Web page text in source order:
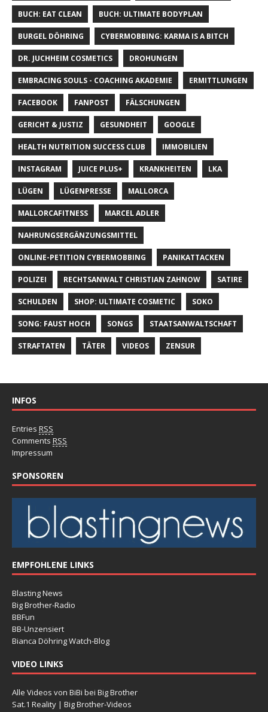
BUCH: EAT CLEAN BUCH: ULTIMATE BODYPLAN
BURGEL DÖHRING CYBERMOBBING: KARMA IS A BITCH
DR. JUCHHEIM COSMETICS DROHUNGEN
EMBRACING SOULS - COACHING AKADEMIE ERMITTLUNGEN
FACEBOOK FANPOST FÄLSCHUNGEN
GERICHT & JUSTIZ GESUNDHEIT GOOGLE
HEALTH NUTRITION SUCCESS CLUB IMMOBILIEN
INSTAGRAM JUICE PLUS+ KRANKHEITEN LKA
LÜGEN LÜGENPRESSE MALLORCA
MALLORCAFITNESS MARCEL ADLER
NAHRUNGSERGÄNZUNGSMITTEL
ONLINE-PETITION CYBERMOBBING PANIKATTACKEN
POLIZEI RECHTSANWALT CHRISTIAN ZAHNOW SATIRE
SCHULDEN SHOP: ULTIMATE COSMETIC SOKO
SONG: FAUST HOCH SONGS STAATSANWALTSCHAFT
STRAFTATEN TÄTER VIDEOS ZENSUR
INFOS
Entries RSS
Comments RSS
Impressum
SPONSOREN
EMPFOHLENE LINKS
Blasting News
Big Brother-Radio
BBFun
BB-Unzensiert
Bianca Döhring Watch-Blog
VIDEO LINKS
Alle Videos von BiBi bei Big Brother
Sat.1 Reality | Big Brother-Videos